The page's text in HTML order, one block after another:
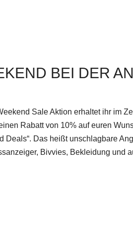
BEI DER
Sale Aktion erhaltet ihr im
Rabatt von 10% auf euren
Deals“. Das heißt unschlagbare
Bivvies, Bekleidung und